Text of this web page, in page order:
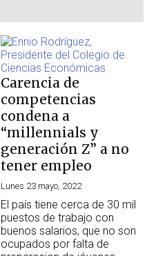
Carencia de
competencias
condena a
“millennials y
generación Z” a no
tener empleo
Lunes 23 mayo, 2022
El país tiene cerca de 30 mil
puestos de trabajo con
buenos salarios, que no son
ocupados por falta de